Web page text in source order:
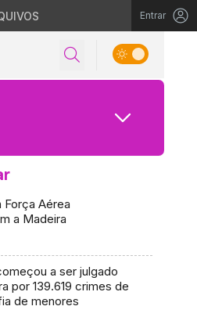
Entrar
Força Aérea
a Madeira
a ser julgado
por 139.619 crimes de
de menores